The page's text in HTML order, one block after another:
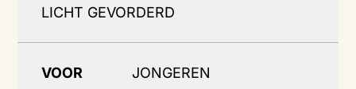
LICHT GEVORDERD
VOOR JONGEREN